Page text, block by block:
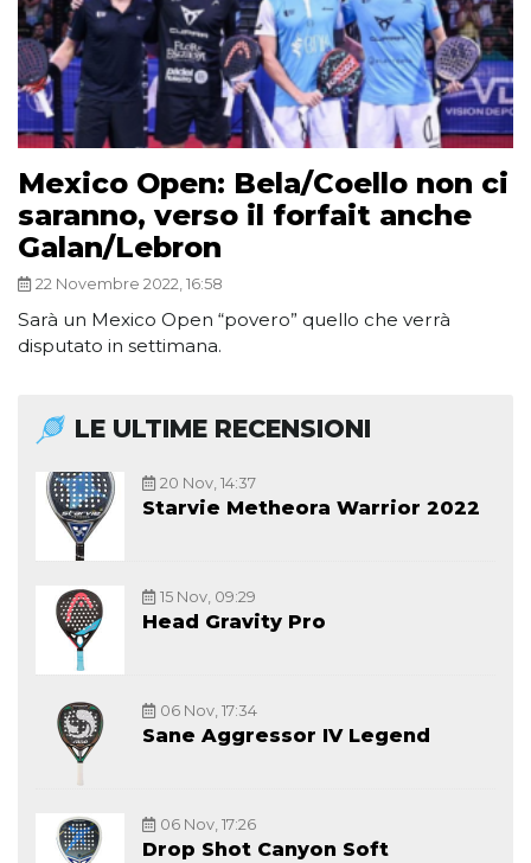
Mexico Open: Bela/Coello non ci
saranno, verso il forfait anche
Galan/Lebron
22 Novembre 2022, 16:58
Sarà un Mexico Open “povero” quello che verrà
disputato in settimana.
LE ULTIME RECENSIONI
20 Nov, 14:37
Starvie Metheora Warrior 2022
15 Nov, 09:29
Head Gravity Pro
06 Nov, 17:34
Sane Aggressor IV Legend
06 Nov, 17:26
Drop Shot Canyon Soft